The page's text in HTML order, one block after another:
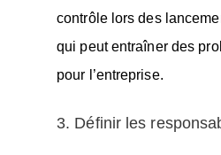
contrôle lors des
qui peut entraîner des
pour l’entreprise.
3. Définir les